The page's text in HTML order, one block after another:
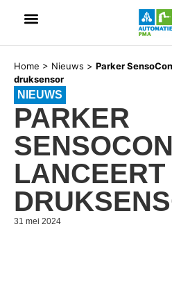
Home > Nieuws > Parker
druksensor
NIEUWS
PARKER
31 mei 2024